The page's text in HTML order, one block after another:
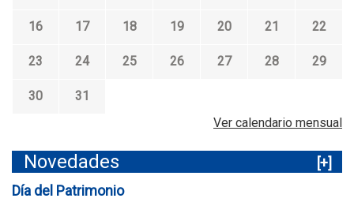
16 17 18 19 20 21 22
23 24 25 26 27 28 29
30
31
Ver calendario mensual
Novedades
[+]
Día del Patrimonio